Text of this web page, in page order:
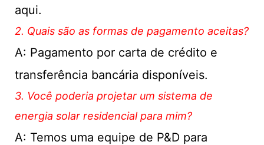
aqui.
2. Quais são as formas de pagamento aceitas?
A: Pagamento por carta de crédito e
transferência bancária disponíveis.
3. Você poderia projetar um sistema de
energia solar residencial para mim?
A: Temos uma equipe de P&D para